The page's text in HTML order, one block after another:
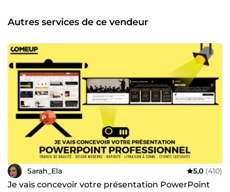
Autres services de ce vendeur
Sarah_Ela 5,0 (410)
Je vais concevoir votre présentation PowerPoint